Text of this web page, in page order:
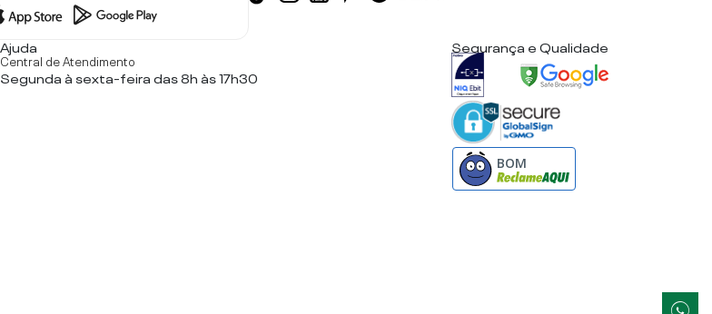
Ajuda
Central de Atendimento
Segunda à sexta-feira das 8h às 17h30
Segurança e Qualidade
BOM